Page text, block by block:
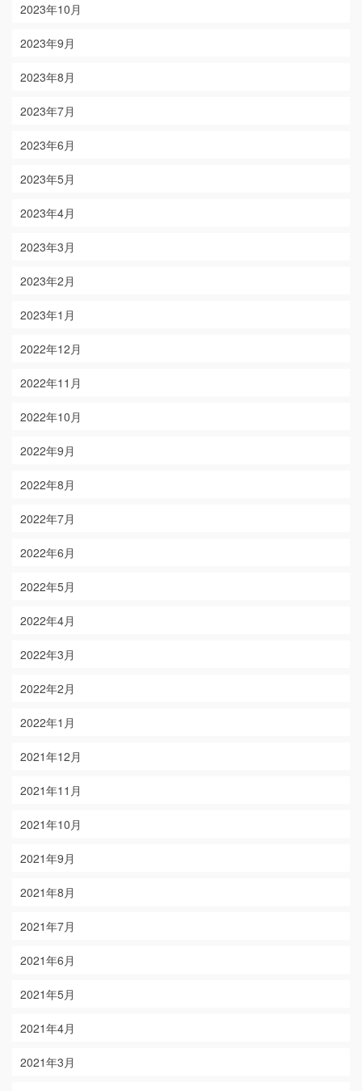
2023年10月
2023年9月
2023年8月
2023年7月
2023年6月
2023年5月
2023年4月
2023年3月
2023年2月
2023年1月
2022年12月
2022年11月
2022年10月
2022年9月
2022年8月
2022年7月
2022年6月
2022年5月
2022年4月
2022年3月
2022年2月
2022年1月
2021年12月
2021年11月
2021年10月
2021年9月
2021年8月
2021年7月
2021年6月
2021年5月
2021年4月
2021年3月